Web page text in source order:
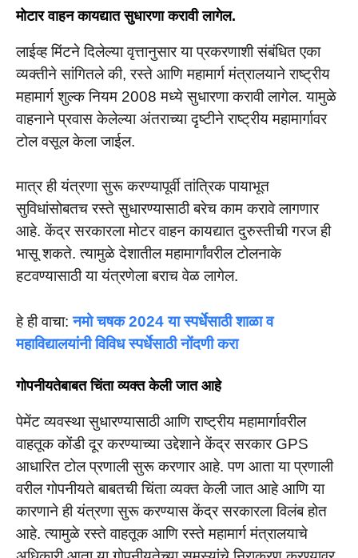
मोटार वाहन कायद्यात सुधारणा करावी लागेल.
लाईव्ह मिंटने दिलेल्या वृत्तानुसार या प्रकरणाशी संबंधित एका
व्यक्तीने सांगितले की, रस्ते आणि महामार्ग मंत्रालयाने राष्ट्रीय
महामार्ग शुल्क नियम 2008 मध्ये सुधारणा करावी लागेल. यामुळे
वाहनाने प्रवास केलेल्या अंतराच्या दृष्टीने राष्ट्रीय महामार्गावर
टोल वसूल केला जाईल.
मात्र ही यंत्रणा सुरू करण्यापूर्वी तांत्रिक पायाभूत
सुविधांसोबतच रस्ते सुधारण्यासाठी बरेच काम करावे लागणार
आहे. केंद्र सरकारला मोटर वाहन कायद्यात दुरुस्तीची गरज ही
भासू शकते. त्यामुळे देशातील महामार्गांवरील टोलनाके
हटवण्यासाठी या यंत्रणेला बराच वेळ लागेल.
हे ही वाचा:नमो चषक 2024 या स्पर्धेसाठी शाळा व
महाविद्यालयांनी विविध स्पर्धेसाठी नोंदणी करा
गोपनीयतेबाबत चिंता व्यक्त केली जात आहे
पेमेंट व्यवस्था सुधारण्यासाठी आणि राष्ट्रीय महामार्गावरील
वाहतूक कोंडी दूर करण्याच्या उद्देशाने केंद्र सरकार GPS
आधारित टोल प्रणाली सुरू करणार आहे. पण आता या प्रणाली
वरील गोपनीयते बाबतची चिंता व्यक्त केली जात आहे आणि या
कारणाने ही यंत्रणा सुरू करण्यास केंद्र सरकारला विलंब होत
आहे. त्यामुळे रस्ते वाहतूक आणि रस्ते महामार्ग मंत्रालयाचे